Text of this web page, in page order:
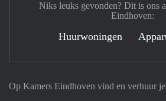
Op Kamers Eindhoven vind en verhuur
Niks leuks gevonden? Dit is ons
Eindhoven:
Huurwoningen